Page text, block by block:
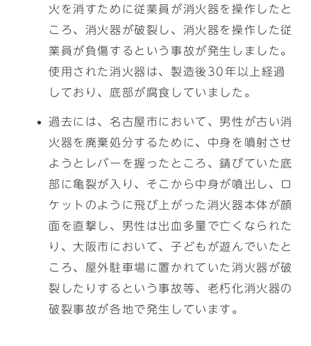
火を消すために従業員が消火器を操作したと
ころ、消火器が破裂し、消火器を操作した従
業員が負傷するという事故が発生しました。
使用された消火器は、製造後30年以上経過
しており、底部が腐食していました。
過去には、名古屋市において、男性が古い消
火器を廃棄処分するために、中身を噴射させ
ようとレバーを握ったところ、錆びていた底
部に亀裂が入り、そこから中身が噴出し、ロ
ケットのように飛び上がった消火器本体が顔
面を直撃し、男性は出血多量で亡くなられた
り、大阪市において、子どもが遊んでいたと
ころ、屋外駐車場に置かれていた消火器が破
裂したりするという事故等、老朽化消火器の
破裂事故が各地で発生しています。